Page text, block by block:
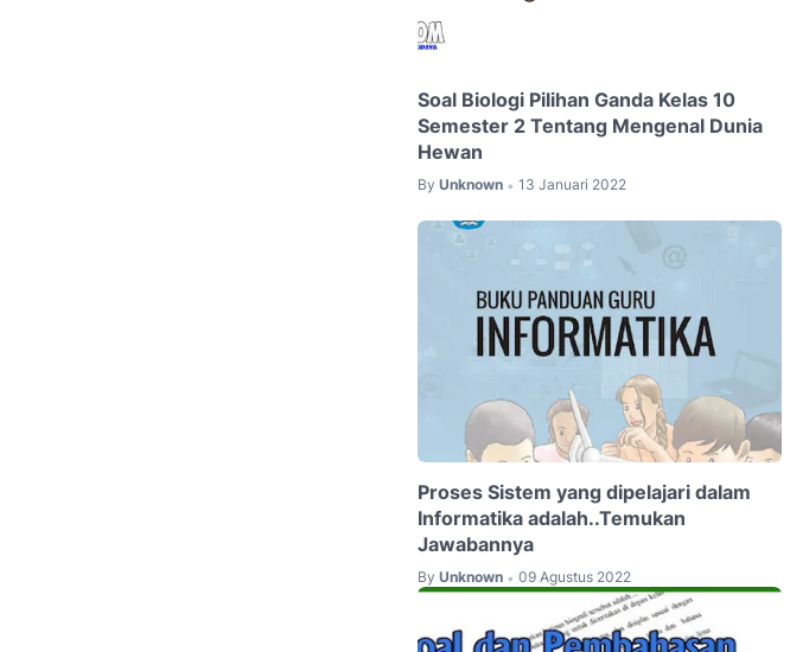
Soal Biologi Pilihan Ganda Kelas 10
Semester 2 Tentang Mengenal Dunia
Hewan
By Unknown • 13 Januari 2022
Proses Sistem yang dipelajari dalam
Informatika adalah..Temukan
Jawabannya
By Unknown • 09 Agustus 2022